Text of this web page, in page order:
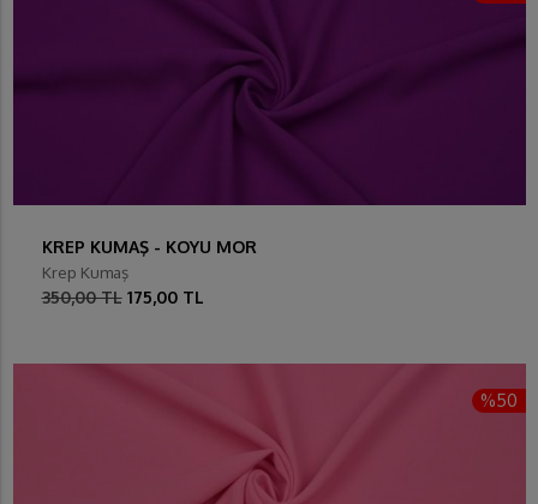
KREP KUMAŞ - KOYU MOR
Krep Kumaş
350,00 TL 175,00 TL
%50